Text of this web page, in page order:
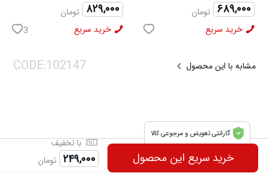
با تخفیف
۲۴۹,۰۰۰ تومان خرید سریع این محصول
گارانتی تعویض و مرجوعی کالا
۸۲۹,۰۰۰ تومان
خرید سریع
3
۶۸۹,۰۰۰ تومان
خرید سریع
مشابه با این محصول